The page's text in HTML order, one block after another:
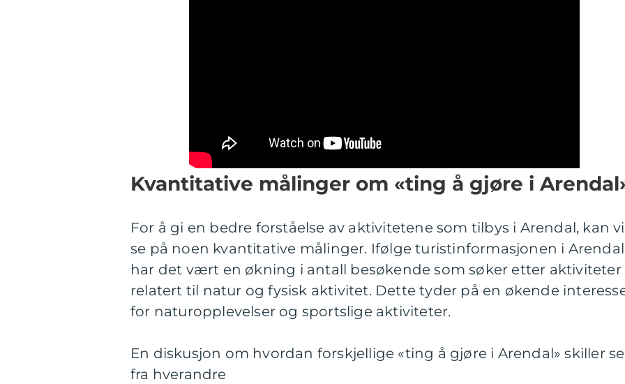
Kvantitative målinger om «ting å gjøre i
For å gi en bedre forståelse av aktivitetene som tilbys i Arendal, kan vi
se på noen kvantitative målinger. Ifølge turistinformasjonen i
har det vært en økning i antall besøkende som søker etter aktiviteter
relatert til natur og fysisk aktivitet. Dette tyder på en økende
for naturopplevelser og sportslige aktiviteter.
En diskusjon om hvordan forskjellige «ting å gjøre i Arendal» skiller
fra hverandre